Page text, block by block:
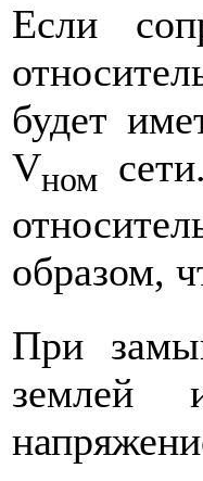
Если
будет
Vном
образом,
При
землей